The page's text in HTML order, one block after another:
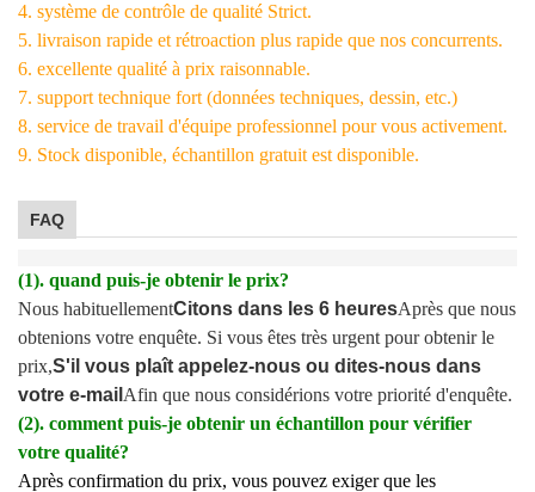
4. système de contrôle de qualité Strict.
5. livraison rapide et rétroaction plus rapide que nos concurrents.
6. excellente qualité à prix raisonnable.
7. support technique fort (données techniques, dessin, etc.)
8. service de travail d'équipe professionnel pour vous activement.
9. Stock disponible, échantillon gratuit est disponible.
FAQ
(1). quand puis-je obtenir le prix?
Nous habituellementCitons dans les 6 heuresAprès que nous
obtenions votre enquête. Si vous êtes très urgent pour obtenir le
prix,S'il vous plaît appelez-nous ou dites-nous dans
votre e-mail Afin que nous considérions votre priorité d'enquête.
(2). comment puis-je obtenir un échantillon pour vérifier
votre qualité?
Après confirmation du prix, vous pouvez exiger que les